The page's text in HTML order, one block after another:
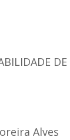
Alves